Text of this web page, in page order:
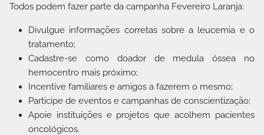
Todos podem fazer parte da campanha Fevereiro Laranja:
Divulgue informações corretas sobre a leucemia e o
tratamento;
Cadastre-se como doador de medula óssea no
hemocentro mais próximo;
Incentive familiares e amigos a fazerem o mesmo;
Participe de eventos e campanhas de conscientização;
Apoie instituições e projetos que acolhem pacientes
oncológicos.